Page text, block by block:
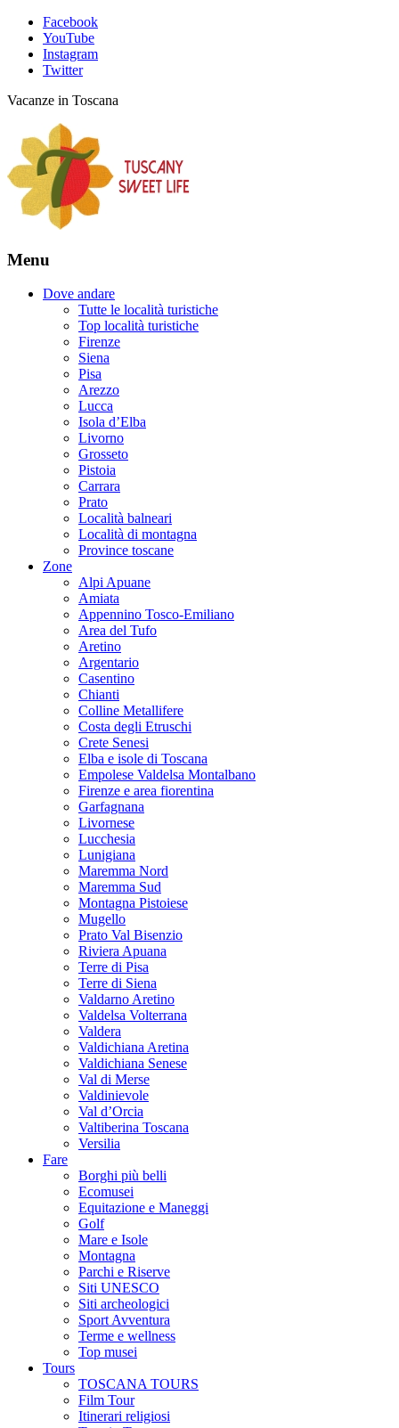
Facebook
YouTube
Instagram
Twitter
Vacanze in Toscana
Menu
Dove andare
Tutte le località turistiche
Top località turistiche
Firenze
Siena
Pisa
Arezzo
Lucca
Isola d’Elba
Livorno
Grosseto
Pistoia
Carrara
Prato
Località balneari
Località di montagna
Province toscane
Zone
Alpi Apuane
Amiata
Appennino Tosco-Emiliano
Area del Tufo
Aretino
Argentario
Casentino
Chianti
Colline Metallifere
Costa degli Etruschi
Crete Senesi
Elba e isole di Toscana
Empolese Valdelsa Montalbano
Firenze e area fiorentina
Garfagnana
Livornese
Lucchesia
Lunigiana
Maremma Nord
Maremma Sud
Montagna Pistoiese
Mugello
Prato Val Bisenzio
Riviera Apuana
Terre di Pisa
Terre di Siena
Valdarno Aretino
Valdelsa Volterrana
Valdera
Valdichiana Aretina
Valdichiana Senese
Val di Merse
Valdinievole
Val d’Orcia
Valtiberina Toscana
Versilia
Fare
Borghi più belli
Ecomusei
Equitazione e Maneggi
Golf
Mare e Isole
Montagna
Parchi e Riserve
Siti UNESCO
Siti archeologici
Sport Avventura
Terme e wellness
Top musei
Tours
TOSCANA TOURS
Film Tour
Itinerari religiosi